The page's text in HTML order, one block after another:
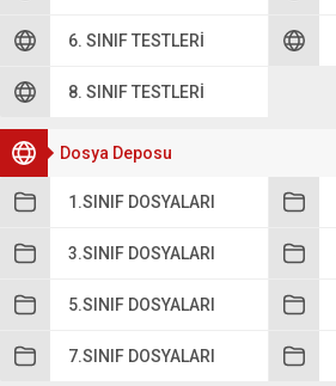
6. SINIF TESTLERI
8. SINIF TESTLERI
Dosya Deposu
1.SINIF DOSYALARI
3.SINIF DOSYALARI
5.SINIF DOSYALARI
7.SINIF DOSYALARI